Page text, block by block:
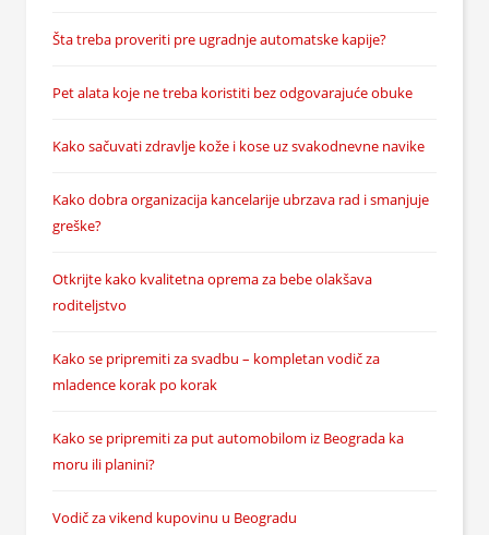
Šta treba proveriti pre ugradnje automatske kapije?
Pet alata koje ne treba koristiti bez odgovarajuće obuke
Kako sačuvati zdravlje kože i kose uz svakodnevne navike
Kako dobra organizacija kancelarije ubrzava rad i smanjuje
greške?
Otkrijte kako kvalitetna oprema za bebe olakšava
roditeljstvo
Kako se pripremiti za svadbu – kompletan vodič za
mladence korak po korak
Kako se pripremiti za put automobilom iz Beograda ka
moru ili planini?
Vodič za vikend kupovinu u Beogradu